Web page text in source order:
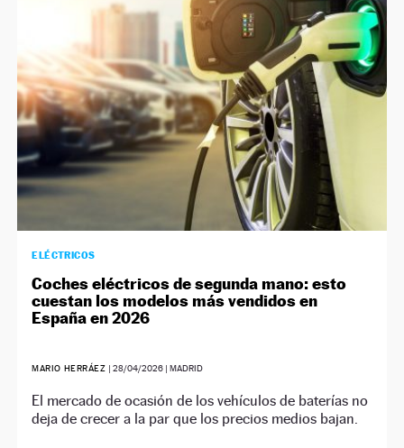
SÍGUENOS
ELÉCTRICOS
Coches eléctricos de segunda mano: esto
cuestan los modelos más vendidos en
España en 2026
MARIO HERRÁEZ | 28/04/2026| MADRID
El mercado de ocasión de los vehículos de baterías no
deja de crecer a la par que los precios medios bajan.